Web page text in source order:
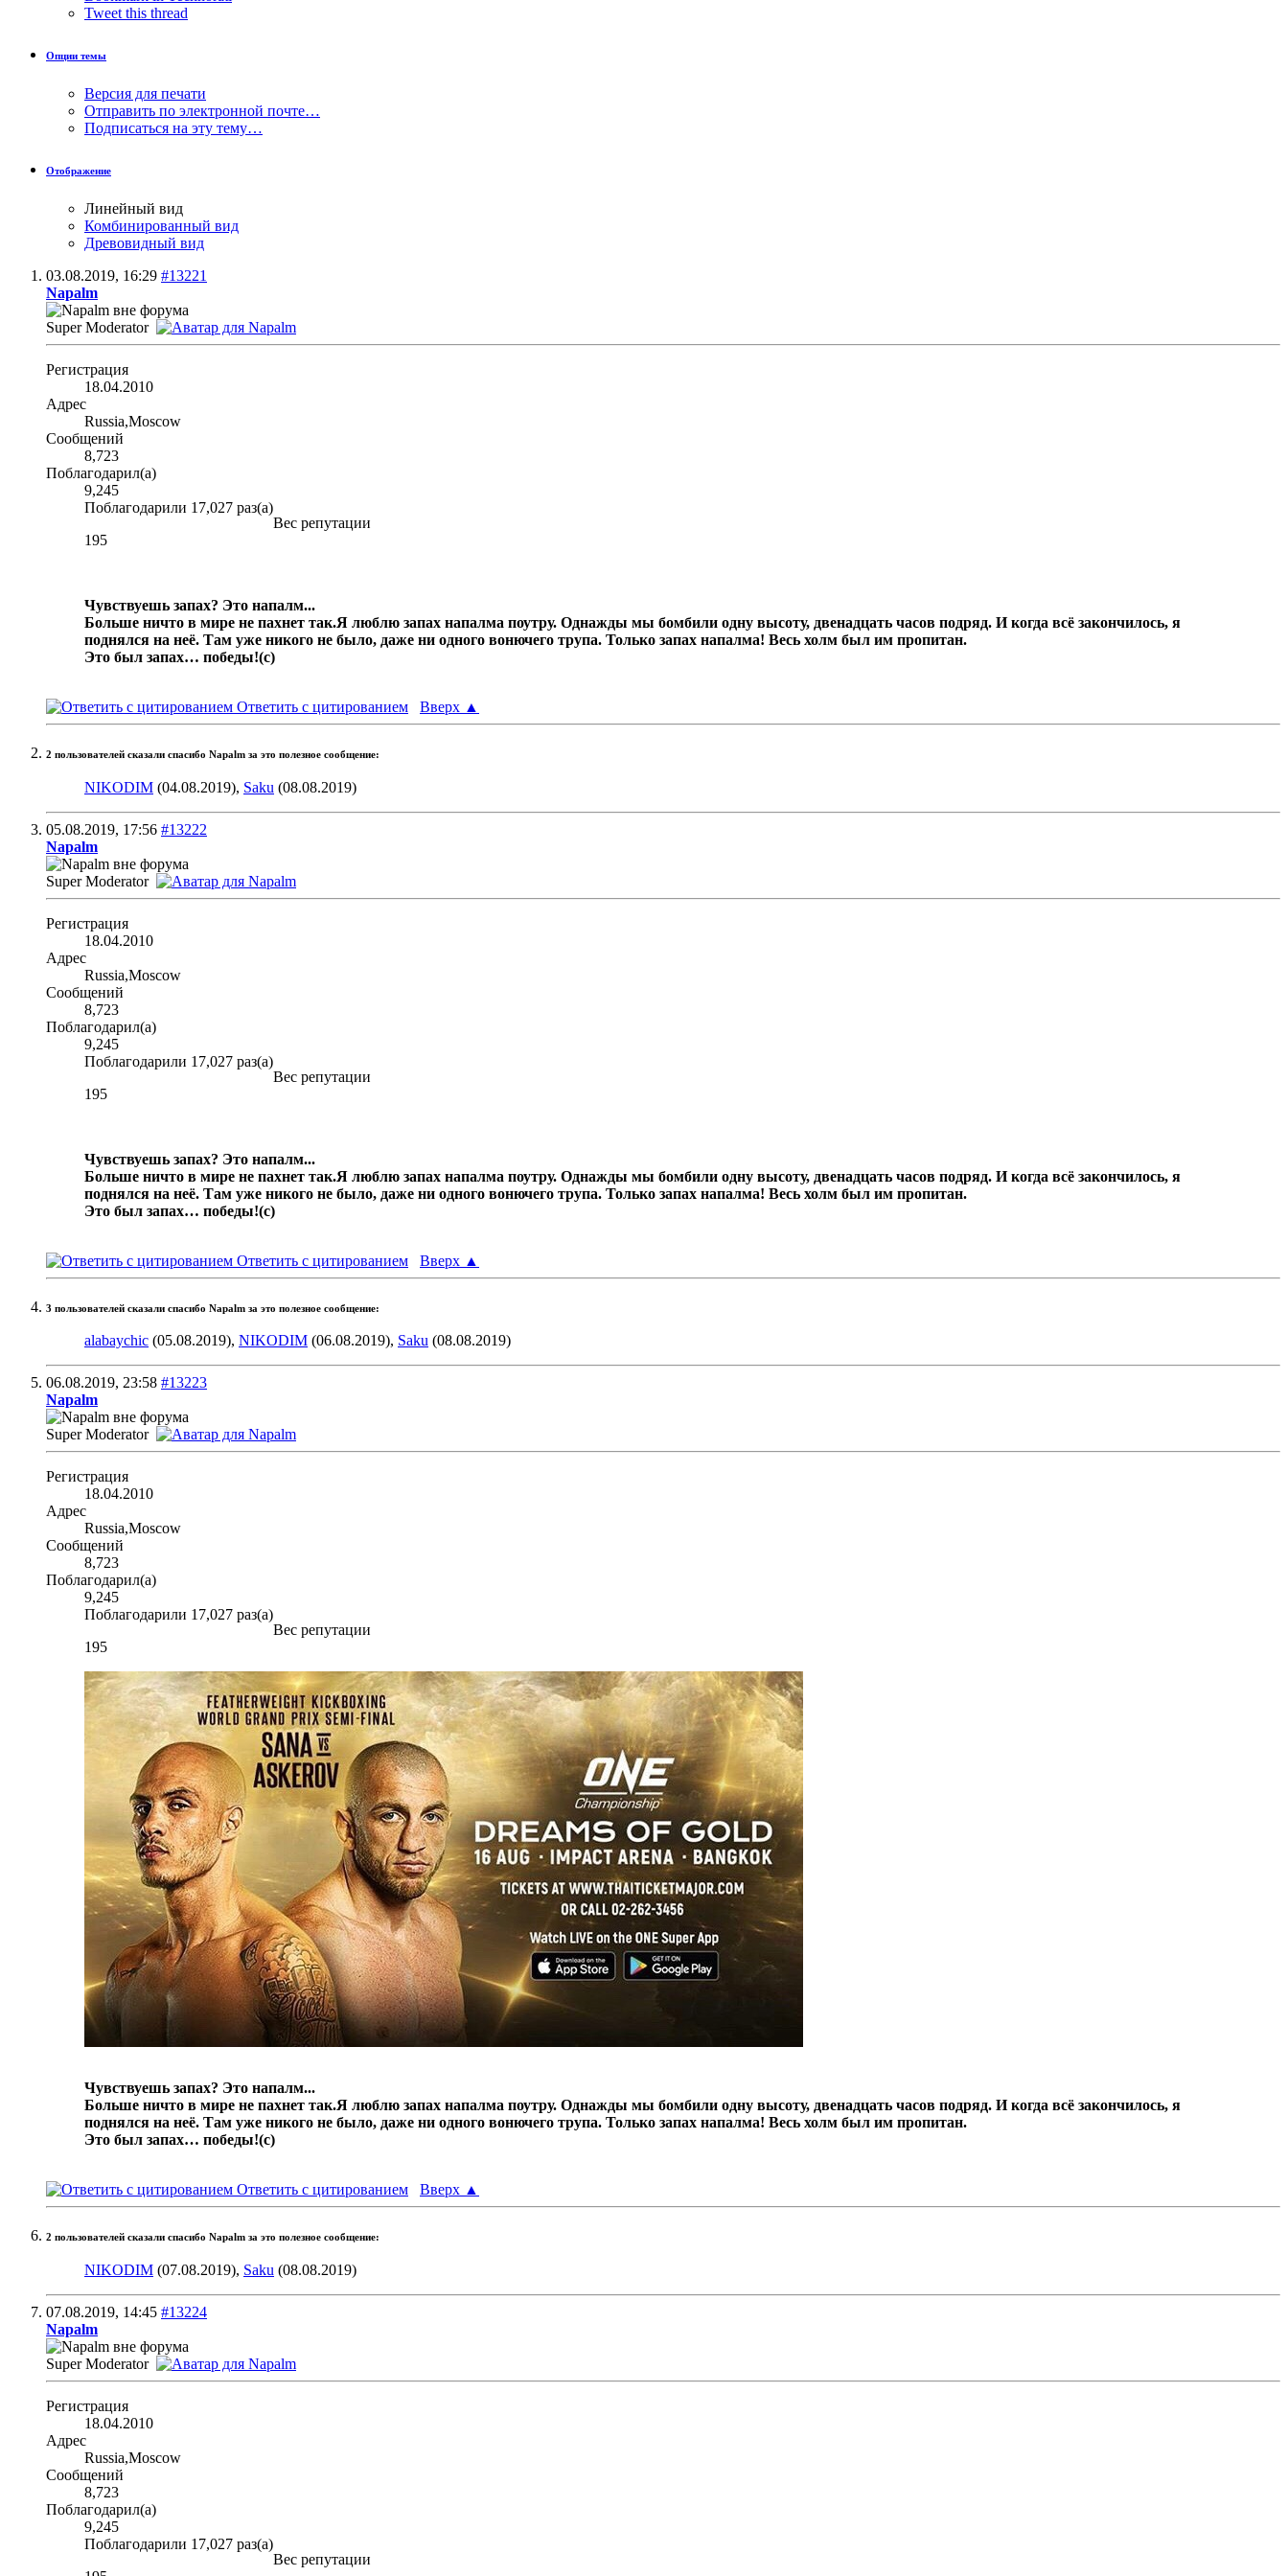
Tweet this thread
Опции темы
Версия для печати
Отправить по электронной почте…
Подписаться на эту тему…
Отображение
Линейный вид
Комбинированный вид
Древовидный вид
03.08.2019, 16:29 #13221
Napalm
Super Moderator
Регистрация
18.04.2010
Адрес
Russia,Moscow
Сообщений
8,723
Поблагодарил(а)
9,245
Поблагодарили 17,027 раз(а)
Вес репутации
195
Чувствуешь запах? Это напалм...
Больше ничто в мире не пахнет так.Я люблю запах напалма поутру. Однажды мы бомбили одну высоту, двенадцать часов подряд. И когда всё закончилось, я
поднялся на неё. Там уже никого не было, даже ни одного вонючего трупа. Только запах напалма! Весь холм был им пропитан.
Это был запах… победы!(с)
Ответить с цитированием Вверх ▲
2 пользователей сказали cпасибо Napalm за это полезное сообщение:
NIKODIM (04.08.2019), Saku (08.08.2019)
05.08.2019, 17:56 #13222
Napalm
Super Moderator
Регистрация
18.04.2010
Адрес
Russia,Moscow
Сообщений
8,723
Поблагодарил(а)
9,245
Поблагодарили 17,027 раз(а)
Вес репутации
195
Чувствуешь запах? Это напалм...
Больше ничто в мире не пахнет так.Я люблю запах напалма поутру. Однажды мы бомбили одну высоту, двенадцать часов подряд. И когда всё закончилось, я
поднялся на неё. Там уже никого не было, даже ни одного вонючего трупа. Только запах напалма! Весь холм был им пропитан.
Это был запах… победы!(с)
Ответить с цитированием Вверх ▲
3 пользователей сказали cпасибо Napalm за это полезное сообщение:
alabaychic (05.08.2019), NIKODIM (06.08.2019), Saku (08.08.2019)
06.08.2019, 23:58 #13223
Napalm
Super Moderator
Регистрация
18.04.2010
Адрес
Russia,Moscow
Сообщений
8,723
Поблагодарил(а)
9,245
Поблагодарили 17,027 раз(а)
Вес репутации
195
Чувствуешь запах? Это напалм...
Больше ничто в мире не пахнет так.Я люблю запах напалма поутру. Однажды мы бомбили одну высоту, двенадцать часов подряд. И когда всё закончилось, я
поднялся на неё. Там уже никого не было, даже ни одного вонючего трупа. Только запах напалма! Весь холм был им пропитан.
Это был запах… победы!(с)
Ответить с цитированием Вверх ▲
2 пользователей сказали cпасибо Napalm за это полезное сообщение:
NIKODIM (07.08.2019), Saku (08.08.2019)
07.08.2019, 14:45 #13224
Napalm
Super Moderator
Регистрация
18.04.2010
Адрес
Russia,Moscow
Сообщений
8,723
Поблагодарил(а)
9,245
Поблагодарили 17,027 раз(а)
Вес репутации